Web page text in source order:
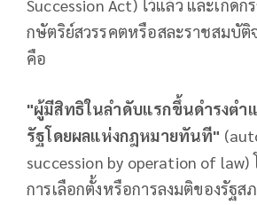
Succession Act) ไว้แล้ว และเกิด
กษัตริย์สวรรคตหรือสละราชสมบัติ
คือ
"ผู้มีสิทธิในลำดับแรกขึ้นดำรงตำ
รัฐโดยผลแห่งกฎหมายทันที"
succession by operation of law)
การเลือกตั้งหรือการลงมติของรัฐส